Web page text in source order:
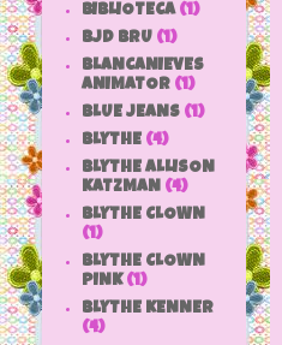
BIBLIOTECA (1)
BJD BRU (1)
BLANCANIEVES
ANIMATOR (1)
BLUE JEANS (1)
BLYTHE (4)
BLYTHE ALLISON
KATZMAN (4)
BLYTHE CLOWN
(1)
BLYTHE CLOWN
PINK (1)
BLYTHE KENNER
(4)